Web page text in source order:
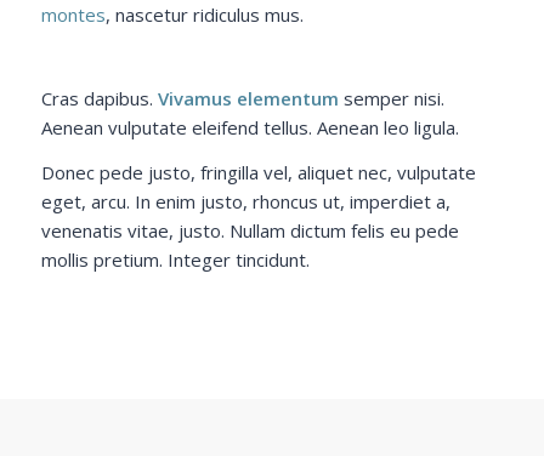
montes, nascetur ridiculus mus.
Cras dapibus. Vivamus elementum semper nisi.
Aenean vulputate eleifend tellus. Aenean leo ligula.
Donec pede justo, fringilla vel, aliquet nec, vulputate
eget, arcu. In enim justo, rhoncus ut, imperdiet a,
venenatis vitae, justo. Nullam dictum felis eu pede
mollis pretium. Integer tincidunt.